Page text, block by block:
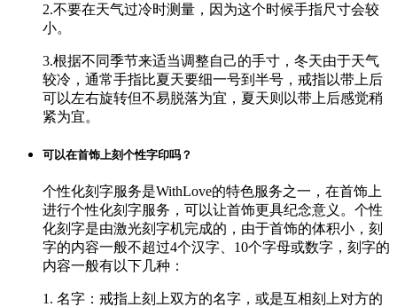
2.不要在天气过冷时测量，因为这个时候手指尺寸会较
小。
3.根据不同季节来适当调整自己的手寸，冬天由于天气
较冷，通常手指比夏天要细一号到半号，戒指以带上后
可以左右旋转但不易脱落为宜，夏天则以带上后感觉稍
紧为宜。
可以在首饰上刻个性字印吗？
个性化刻字服务是WithLove的特色服务之一，在首饰上
进行个性化刻字服务，可以让首饰更具纪念意义。个性
化刻字是由激光刻字机完成的，由于首饰的体积小，刻
字的内容一般不超过4个汉字、10个字母或数字，刻字的
内容一般有以下几种：
1. 名字：戒指上刻上双方的名字，或是互相刻上对方的